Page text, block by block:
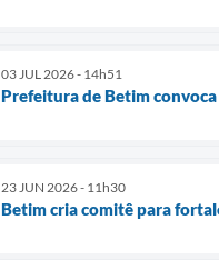
03 JUL 2026 - 14h51
Prefeitura de Betim
23 JUN 2026 - 11h30
Betim cria comitê para